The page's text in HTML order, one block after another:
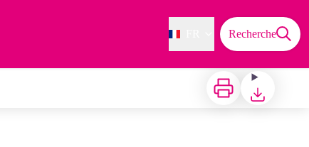
Recherche
Imprimer Télécharger